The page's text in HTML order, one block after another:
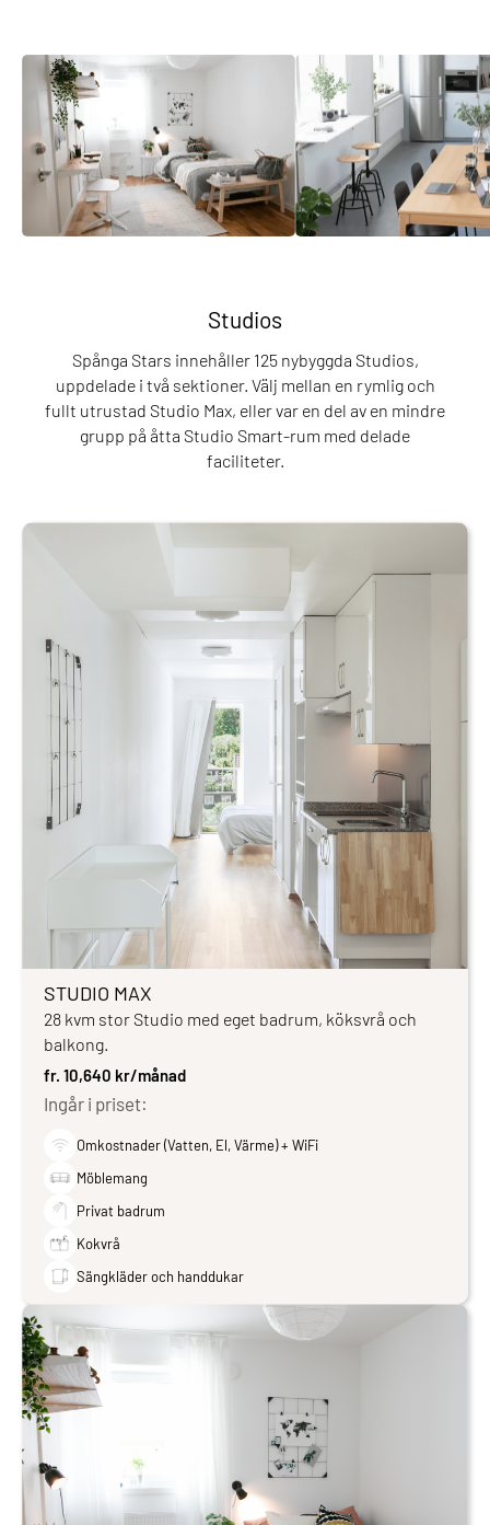
Studios
Spånga Stars innehåller 125 nybyggda Studios,
uppdelade i två sektioner. Välj mellan en rymlig och
fullt utrustad Studio Max, eller var en del av en mindre
grupp på åtta Studio Smart-rum med delade
faciliteter.
STUDIO MAX
28 kvm stor Studio med eget badrum, köksvrå och
balkong.
fr. 10,640 kr/månad
Ingår i priset:
Omkostnader (Vatten, El, Värme) + WiFi
Möblemang
Privat badrum
Kokvrå
Sängkläder och handdukar